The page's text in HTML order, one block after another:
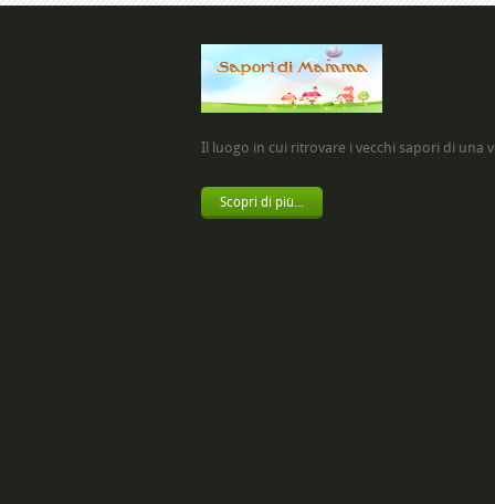
Il luogo in cui ritrovare i vecchi sapori di una
Scopri di più...